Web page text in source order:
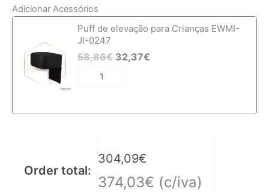
Adicionar Acessórios
Puff de elevação para Crianças EWMI-
JI-0247
58,86€ 32,37€
Quantidade
de
Cadeira
de
Cabeleireiro
EWMI-
Order total:
304,09€
374,03€ (c/iva)